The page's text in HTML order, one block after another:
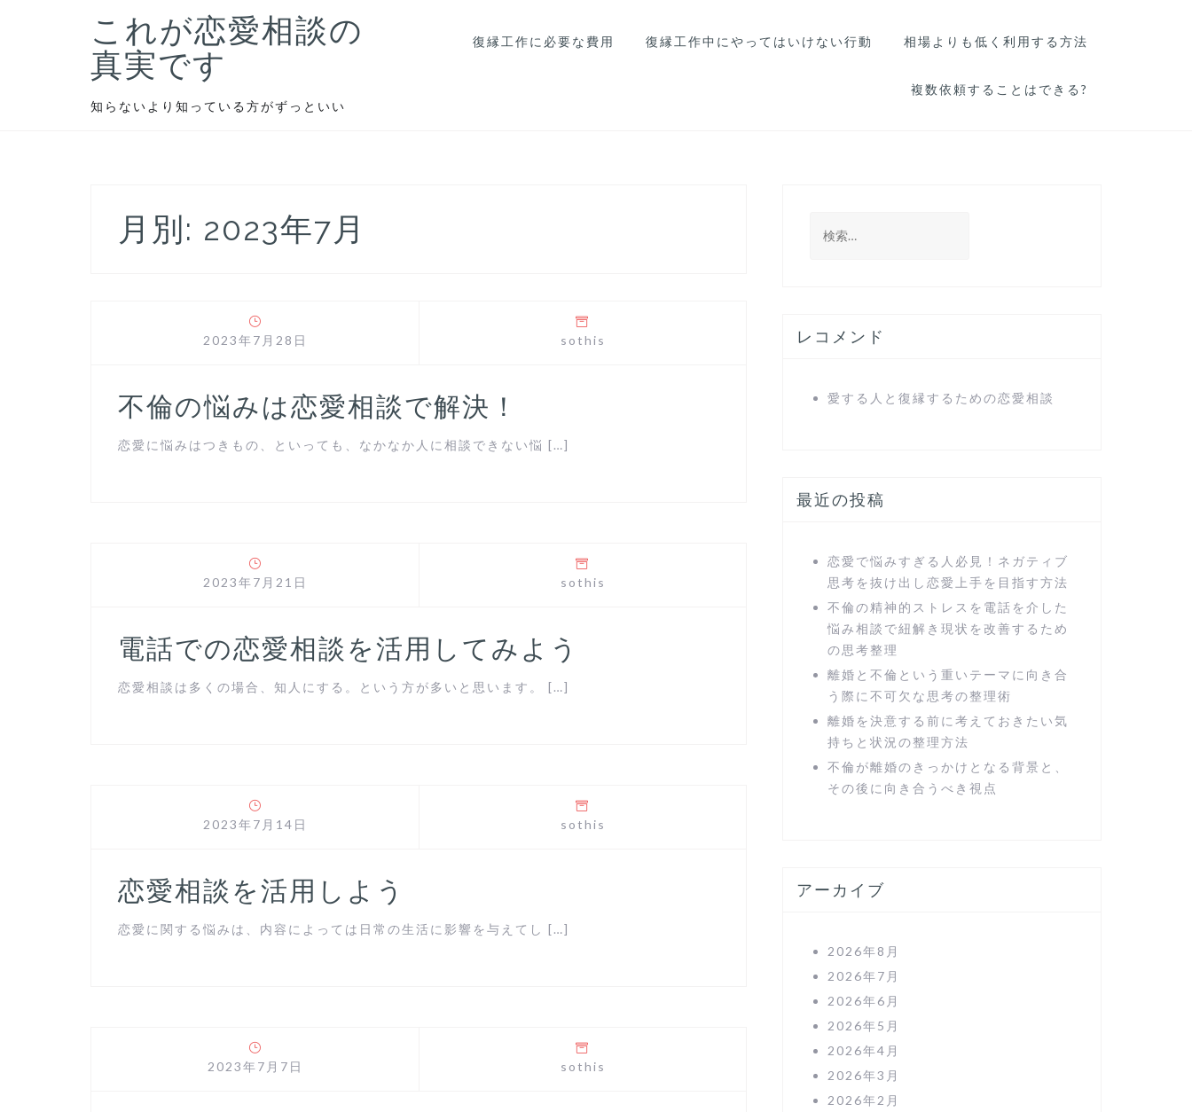
これが恋愛相談の
真実です
知らないより知っている方がずっといい
復縁工作に必要な費用 復縁工作中にやってはいけない行動 相場よりも低く利用する方法
複数依頼することはできる?
月別: 2023年7月
2023年7月28日 sothis
不倫の悩みは恋愛相談で解決！
恋愛に悩みはつきもの、といっても、なかなか人に相談できない悩 […]
2023年7月21日 sothis
電話での恋愛相談を活用してみよう
恋愛相談は多くの場合、知人にする。という方が多いと思います。 […]
2023年7月14日 sothis
恋愛相談を活用しよう
恋愛に関する悩みは、内容によっては日常の生活に影響を与えてし […]
2023年7月7日 sothis
索
レコメンド
愛する人と復縁するための恋愛相談
最近の投稿
恋愛で悩みすぎる人必見！ネガティブ
思考を抜け出し恋愛上手を目指す方法
不倫の精神的ストレスを電話を介した
悩み相談で紐解き現状を改善するため
の思考整理
離婚と不倫という重いテーマに向き合
う際に不可欠な思考の整理術
離婚を決意する前に考えておきたい気
持ちと状況の整理方法
不倫が離婚のきっかけとなる背景と、
その後に向き合うべき視点
アーカイブ
2026年8月
2026年7月
2026年6月
2026年5月
2026年4月
2026年3月
2026年2月